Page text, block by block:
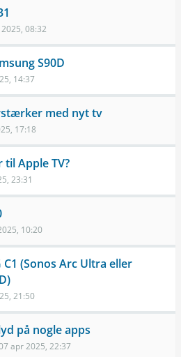
08:32
S90D
14:37
med nyt tv
17:18
Apple TV?
23:31
10:20
(Sonos Arc Ultra eller
21:50
på nogle apps
apr 2025, 22:37